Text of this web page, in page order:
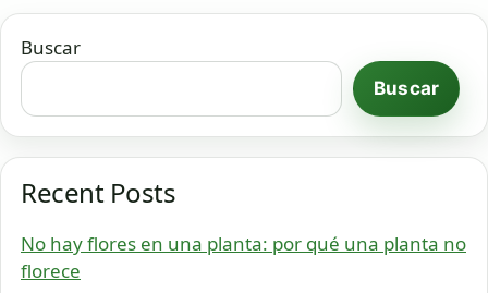
Buscar
Buscar
Recent Posts
No hay flores en una planta: por qué una planta no
florece